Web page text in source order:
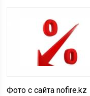
Фото с сайта nofire.kz